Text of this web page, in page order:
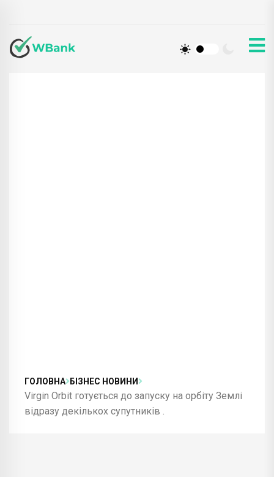
ГОЛОВНА БІЗНЕС НОВИНИ
Virgin Orbit готується до запуску на орбіту Землі
відразу декількох супутників .